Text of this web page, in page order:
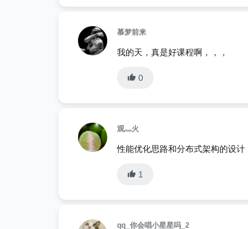
慕梦前来
我的天，真是好课程啊，，，
0
观灬火
性能优化思路和分布式架构的设计
1
qq_你会唱小星星吗_2